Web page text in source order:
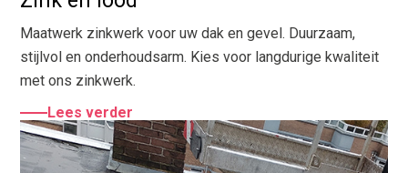
Maatwerk zinkwerk voor uw dak en gevel. Duurzaam,
stijlvol en onderhoudsarm. Kies voor langdurige kwaliteit
met ons zinkwerk.
Lees verder